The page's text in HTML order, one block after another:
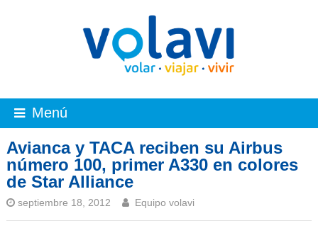
Menú
Avianca y TACA reciben su Airbus
número 100, primer A330 en colores
de Star Alliance
septiembre 18, 2012 Equipo volavi